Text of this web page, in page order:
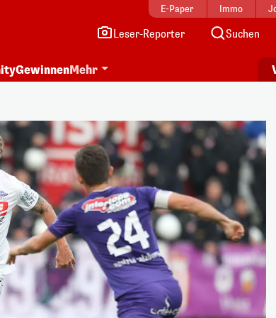
E-Paper Immo
Leser-Reporter Suchen
GewinnenMehr